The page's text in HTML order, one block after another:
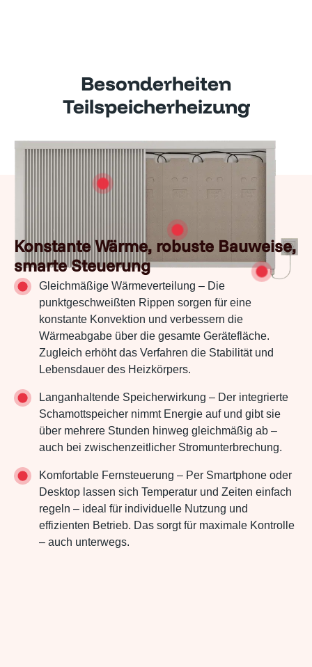
Besonderheiten
Teilspeicherheizung
Konstante Wärme, robuste Bauweise,
smarte Steuerung
Gleichmäßige Wärmeverteilung – Die
punktgeschweißten Rippen sorgen für eine
konstante Konvektion und verbessern die
Wärmeabgabe über die gesamte Gerätefläche.
Zugleich erhöht das Verfahren die Stabilität und
Lebensdauer des Heizkörpers.
Langanhaltende Speicherwirkung – Der integrierte
Schamottspeicher nimmt Energie auf und gibt sie
über mehrere Stunden hinweg gleichmäßig ab –
auch bei zwischenzeitlicher Stromunterbrechung.
Komfortable Fernsteuerung – Per Smartphone oder
Desktop lassen sich Temperatur und Zeiten einfach
regeln – ideal für individuelle Nutzung und
effizienten Betrieb. Das sorgt für maximale Kontrolle
– auch unterwegs.